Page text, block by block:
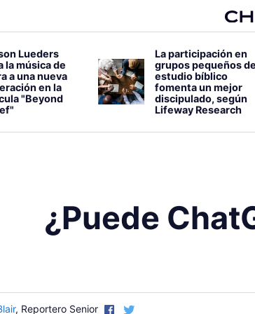
Lueders
la música de
a una nueva
en la
"Beyond
La participación en
grupos pequeños de
estudio bíblico
fomenta un mejor
discipulado, según
Lifeway Research
¿Puede
, Reportero Senior